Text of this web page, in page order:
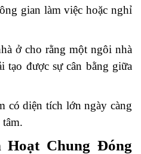
gian làm việc hoặc nghỉ
ở cho rằng một ngôi nhà
tạo được sự cân bằng giữa
có diện tích lớn ngày càng
Hoạt Chung Đóng